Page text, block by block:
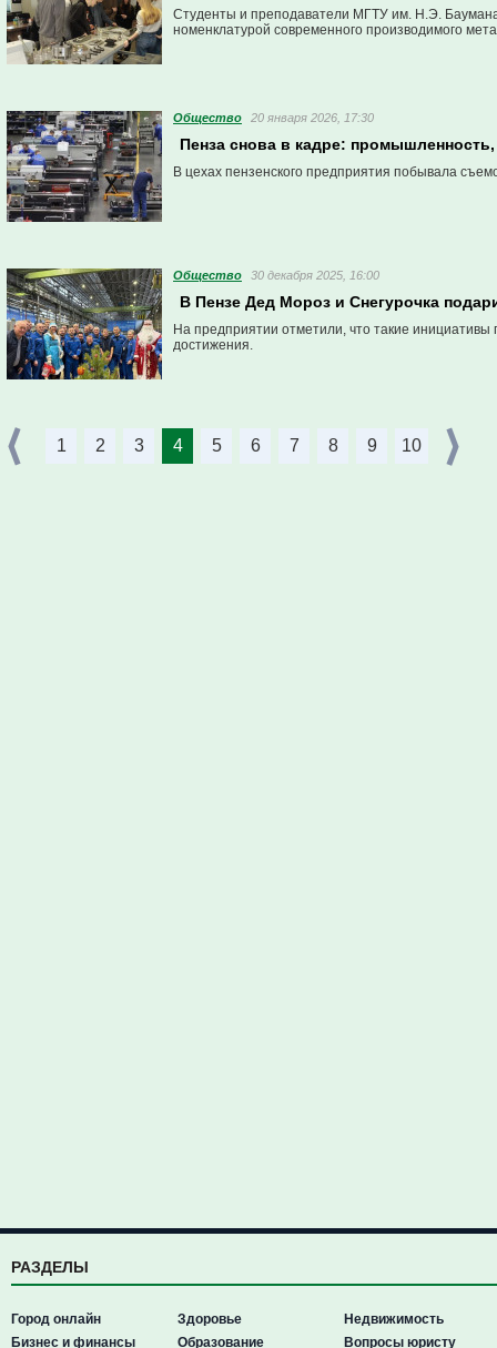
Студенты и преподаватели МГТУ им. Н.Э.
номенклатурой современного производимого
Общество 20 января 2026, 17:30
Пенза снова в кадре:
В цехах пензенского предприятия побывала
Общество 30 декабря 2025, 16:00
В Пензе Дед Мороз и Снегурочка
На предприятии отметили, что такие
достижения.
1 2 3 4 5 6 7 8 9 10
РАЗДЕЛЫ
Город онлайн
Бизнес и финансы
Здоровье
Образование
Недвижимость
Вопросы юристу